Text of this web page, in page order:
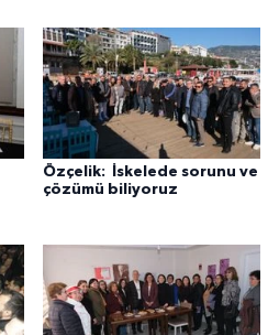
Özçelik: İskelede sorunu ve
çözümü biliyoruz